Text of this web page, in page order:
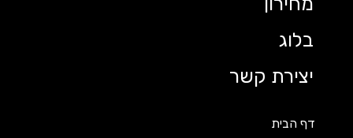
בלוג
יצירת קשר
דף הבית